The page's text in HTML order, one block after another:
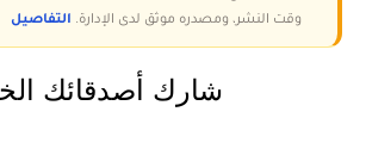
وقت النشر، ومصدره موثق لدى الإدارة. التفاصيل
شارك أصدقائك